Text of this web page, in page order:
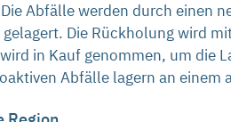
Abfälle werden durch einen
Die Rückholung wird
in Kauf genommen, um die
Abfälle lagern an einem